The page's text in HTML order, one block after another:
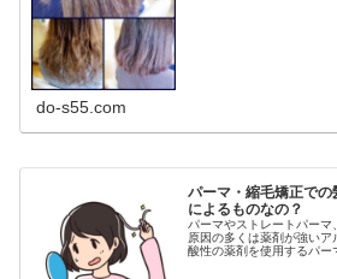
do-s55.com
パーマ・縮毛矯正での
によるものなの？
パーマやストレートパー
原因の多くは薬剤が強い
酸性の薬剤を使用するパー